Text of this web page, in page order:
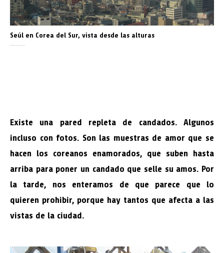
Seúl en Corea del Sur, vista desde las alturas
Existe una pared repleta de candados. Algunos
incluso con fotos. Son las muestras de amor que se
hacen los coreanos enamorados, que suben hasta
arriba para poner un candado que selle su amos. Por
la tarde, nos enteramos de que parece que lo
quieren prohibir, porque hay tantos que afecta a las
vistas de la ciudad.